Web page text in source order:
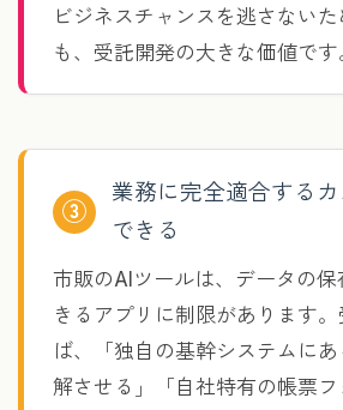
ビジネスチャンスを逃さないた
も、受託開発の大きな価値です
③
業務に完全適合する
できる
市販のAIツールは、データの
きるアプリに制限があります
ば、「独自の基幹システムに
解させる」「自社特有の帳票